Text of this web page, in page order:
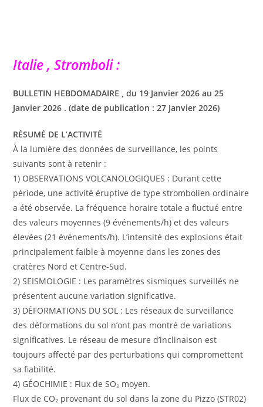
Italie , Stromboli :
BULLETIN HEBDOMADAIRE , du 19 Janvier 2026 au 25
Janvier 2026 . (date de publication : 27 Janvier 2026)
RÉSUMÉ DE L’ACTIVITÉ
À la lumière des données de surveillance, les points
suivants sont à retenir :
1) OBSERVATIONS VOLCANOLOGIQUES : Durant cette
période, une activité éruptive de type strombolien ordinaire
a été observée. La fréquence horaire totale a fluctué entre
des valeurs moyennes (9 événements/h) et des valeurs
élevées (21 événements/h). L’intensité des explosions était
principalement faible à moyenne dans les zones des
cratères Nord et Centre-Sud.
2) SEISMOLOGIE : Les paramètres sismiques surveillés ne
présentent aucune variation significative.
3) DÉFORMATIONS DU SOL : Les réseaux de surveillance
des déformations du sol n’ont pas montré de variations
significatives. Le réseau de mesure d’inclinaison est
toujours affecté par des perturbations qui compromettent
sa fiabilité.
4) GÉOCHIMIE : Flux de SO₂ moyen.
Flux de CO₂ provenant du sol dans la zone du Pizzo (STR02)